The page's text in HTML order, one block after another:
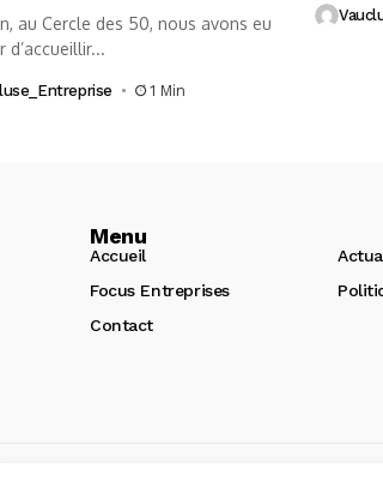
au Cercle des 50, nous avons eu
d’accueillir...
1 Min
Menu
Accueil
Focus Entreprises
Contact